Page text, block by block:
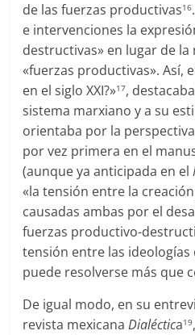
de las fuerzas productivas16
e intervenciones la
destructivas» en lugar de
«fuerzas productivas». Así,
en el siglo XXI?»17,
sistema marxiano y a su
orientaba por la
por vez primera en el
(aunque ya anticipada en el
«la tensión entre la
causadas ambas por el
fuerzas productivo-
tensión entre las
puede resolverse más que
De igual modo, en su
revista mexicanaDialéctica19